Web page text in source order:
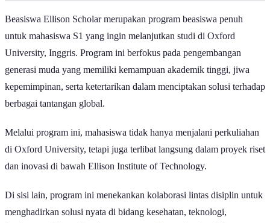
Beasiswa Ellison Scholar merupakan program beasiswa penuh
untuk mahasiswa S1 yang ingin melanjutkan studi di Oxford
University, Inggris. Program ini berfokus pada pengembangan
generasi muda yang memiliki kemampuan akademik tinggi, jiwa
kepemimpinan, serta ketertarikan dalam menciptakan solusi terhadap
berbagai tantangan global.
Melalui program ini, mahasiswa tidak hanya menjalani perkuliahan
di Oxford University, tetapi juga terlibat langsung dalam proyek riset
dan inovasi di bawah Ellison Institute of Technology.
Di sisi lain, program ini menekankan kolaborasi lintas disiplin untuk
menghadirkan solusi nyata di bidang kesehatan, teknologi,